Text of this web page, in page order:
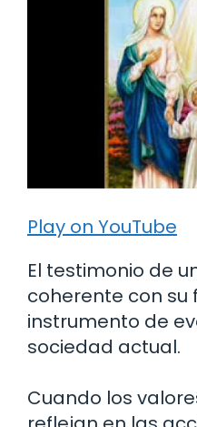
Play on YouTube
El testimonio de
coherente con su
instrumento de
sociedad actual.
Cuando los